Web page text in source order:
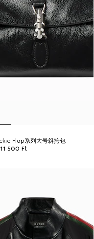
Flap系列大号斜挎包
500 Ft